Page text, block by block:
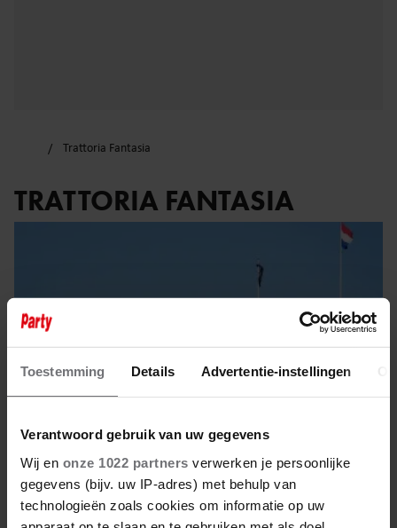
Toestemming Details Advertentie-instellingen
Verantwoord gebruik van uw gegevens
Wij en onze 1022 partners verwerken je persoonlijke
gegevens (bijv. uw IP-adres) met behulp van
technologieën zoals cookies om informatie op uw
Trattoria Fantasia
TRATTORIA FANTASIA
11 oktober 2025